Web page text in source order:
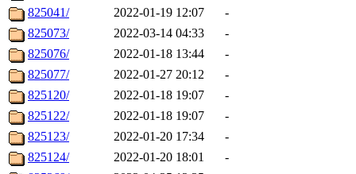
825041/
2022-01-19 12:07
-
825073/
2022-03-14 04:33
-
825076/
2022-01-18 13:44
-
825077/
2022-01-27 20:12
-
825120/
2022-01-18 19:07
-
825122/
2022-01-18 19:07
-
825123/
2022-01-20 17:34
-
825124/
2022-01-20 18:01
-